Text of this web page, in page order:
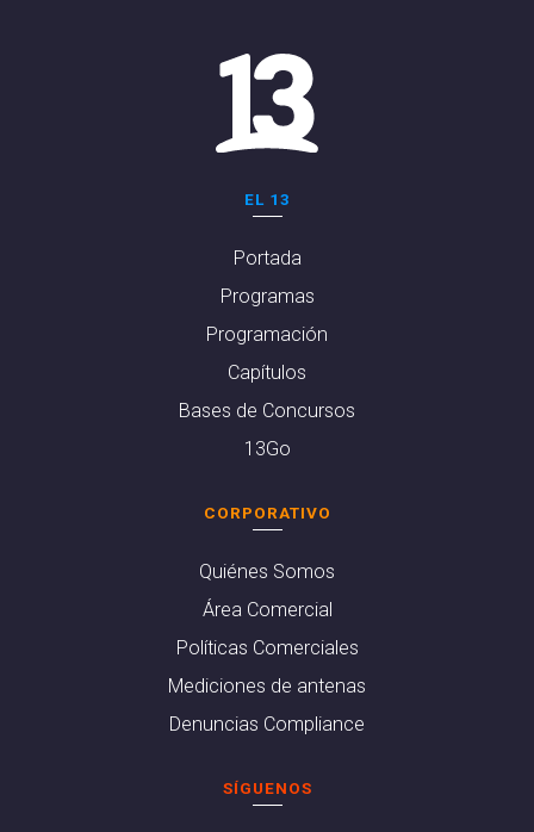
EL 13
Portada
Programas
Programación
Capítulos
Bases de Concursos
13Go
CORPORATIVO
Quiénes Somos
Área Comercial
Políticas Comerciales
Mediciones de antenas
Denuncias Compliance
SÍGUENOS